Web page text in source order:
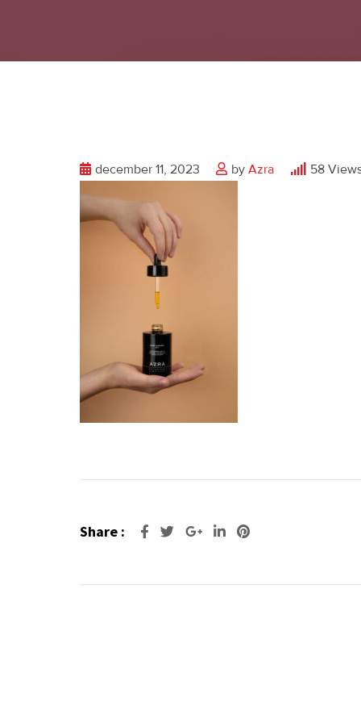
december 11, 2023 by Azra 58
Share : Google+LinkedIn
Pinterest